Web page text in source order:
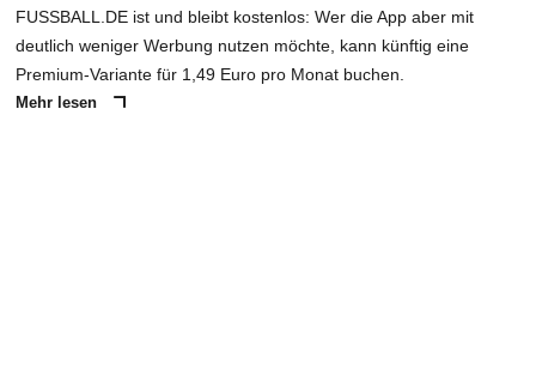
FUSSBALL.DE ist und bleibt kostenlos: Wer die App aber mit
deutlich weniger Werbung nutzen möchte, kann künftig eine
Premium-Variante für 1,49 Euro pro Monat buchen.
Mehr lesen